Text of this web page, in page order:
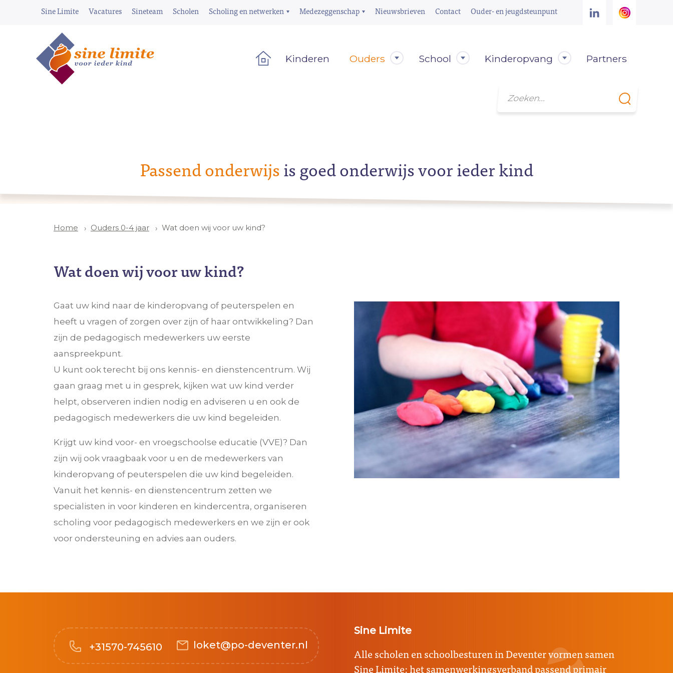
Sine Limite Vacatures Sineteam Scholen Scholing en netwerken Medezeggenschap Nieuwsbrieven Contact Ouder- en jeugdsteunpunt
Kinderen Ouders School Kinderopvang Partners
Zoeken
Passend onderwijsis goed onderwijs voor ieder kind
Home Ouders 0-4 jaar Wat doen wij voor uw kind?
Wat doen wij voor uw kind?
Gaat uw kind naar de kinderopvang of peuterspelen en
heeft u vragen of zorgen over zijn of haar ontwikkeling? Dan
zijn de pedagogisch medewerkers uw eerste
aanspreekpunt.
U kunt ook terecht bij ons kennis- en dienstencentrum. Wij
gaan graag met u in gesprek, kijken wat uw kind verder
helpt, observeren indien nodig en adviseren u en ook de
pedagogisch medewerkers die uw kind begeleiden.
Krijgt uw kind voor- en vroegschoolse educatie (VVE)? Dan
zijn wij ook vraagbaak voor u en de medewerkers van
kinderopvang of peuterspelen die uw kind begeleiden.
Vanuit het kennis- en dienstencentrum zetten we
specialisten in voor kinderen en kindercentra, organiseren
scholing voor pedagogisch medewerkers en we zijn er ook
voor ondersteuning en advies aan ouders.
+31570-745610 loket@po-deventer.nl
Sine Limite
Alle scholen en schoolbesturen in Deventer vormen samen
Sine Limite: het samenwerkingsverband passend primair